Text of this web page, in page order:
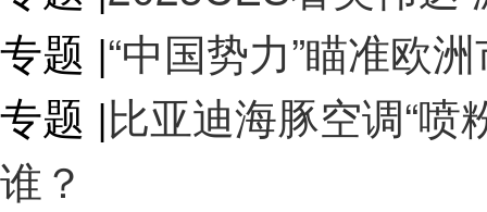
专题 |“中国势力”瞄准欧
专题 |比亚迪海豚空调“喷
谁？